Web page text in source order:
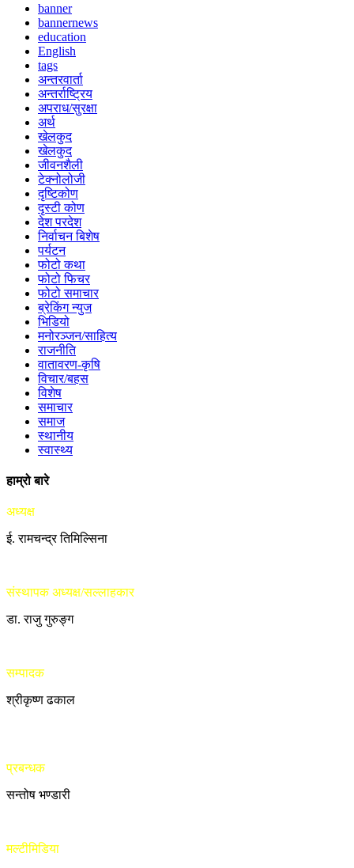
banner
bannernews
education
English
tags
अन्तरवार्ता
अन्तर्राष्ट्रिय
अपराध/सुरक्षा
अर्थ
खेलकुद
खेलकुद
जीवनशैली
टेक्नोलोजी
दृष्टिकोण
दृस्टी कोण
देश परदेश
निर्वाचन बिशेष
पर्यटन
फोटो कथा
फोटो फिचर
फोटो समाचार
ब्रेकिंग न्युज
भिडियो
मनोरञ्जन/साहित्य
राजनीति
वातावरण-कृषि
विचार/बहस
विशेष
समाचार
समाज
स्थानीय
स्वास्थ्य
हाम्रो बारे
अध्यक्ष
ई. रामचन्द्र तिमिल्सिना
संस्थापक अध्यक्ष/सल्लाहकार
डा. राजु गुरुङ्ग
सम्पादक
श्रीकृष्ण ढकाल
प्रबन्धक
सन्तोष भण्डारी
मल्टीमिडिया